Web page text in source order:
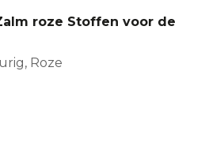
roze Stoffen voor de
Roze